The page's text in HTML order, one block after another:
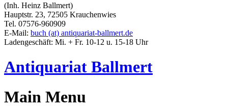
(Inh. Heinz Ballmert)
Hauptstr. 23, 72505 Krauchenwies
Tel. 07576-960909
E-Mail: buch (at) antiquariat-ballmert.de
Ladengeschäft: Mi. + Fr. 10-12 u. 15-18 Uhr
Antiquariat Ballmert
Main Menu